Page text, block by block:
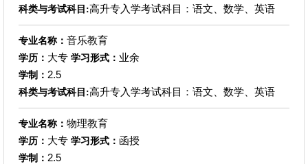
科类与考试科目:高升专入学考试科目：语文、数学、英语
专业名称： 音乐教育
学历： 大专 学习形式： 业余
学制： 2.5
科类与考试科目:高升专入学考试科目：语文、数学、英语
专业名称： 物理教育
学历： 大专 学习形式： 函授
学制： 2.5